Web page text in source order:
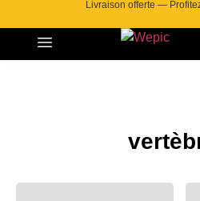
Livraison offerte —